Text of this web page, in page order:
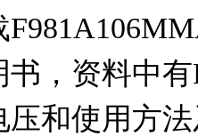
，资料中
压和使用方